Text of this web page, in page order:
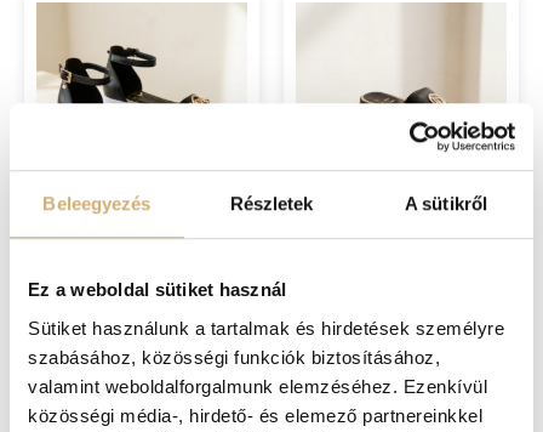
Beleegyezés Részletek A sütikről
Ez a weboldal sütiket használ
Sütiket használunk a tartalmak és hirdetések személyre
szabásához, közösségi funkciók biztosításához,
valamint weboldalforgalmunk elemzéséhez. Ezenkívül
közösségi média-, hirdető- és elemező partnereinkkel
Lux by Dessi 920 fekete
Lux y Dessi 260 fekete